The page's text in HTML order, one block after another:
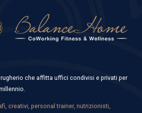
che affitta uffici condivisi e privati per
creativi, personal trainer, nutrizionisti,